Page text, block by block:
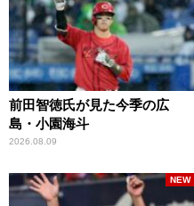
前田智徳氏が見た今季の広
島・小園海斗
2026.08.09
NEW